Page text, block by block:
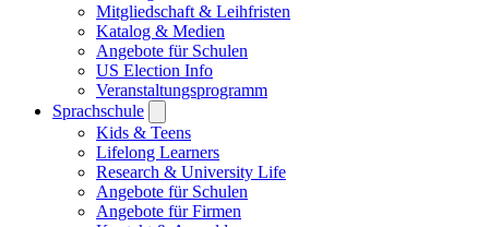
Mitgliedschaft & Leihfristen
Katalog & Medien
Angebote für Schulen
US Election Info
Veranstaltungsprogramm
Sprachschule
submenu
Kids & Teens
Lifelong Learners
Research & University Life
Angebote für Schulen
Angebote für Firmen